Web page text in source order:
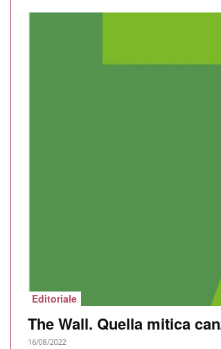
Editoriale
The Wall. Quella mitica
16/08/2022